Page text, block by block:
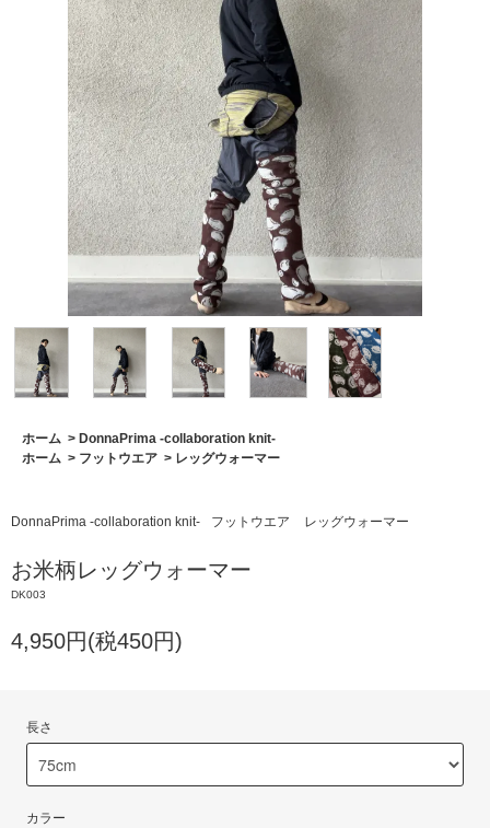
ホーム > DonnaPrima -collaboration knit-
ホーム > フットウエア > レッグウォーマー
DonnaPrima -collaboration knit- フットウエア レッグウォーマー
お米柄レッグウォーマー
DK003
4,950円(税450円)
長さ
カラー